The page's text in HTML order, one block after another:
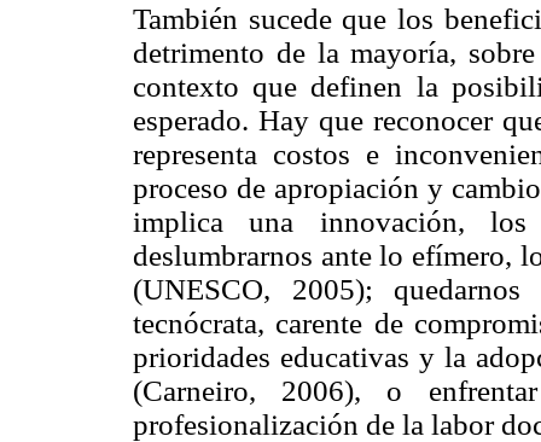
También sucede que los
detrimento de la mayoría,
contexto que definen la
esperado. Hay que reconocer
representa costos e
proceso de apropiación y
implica una innovación, los
deslumbrarnos ante lo efímero,
(UNESCO, 2005);
tecnócrata, carente de
prioridades educativas y la
(Carneiro, 2006), o
profesionalización de la labor